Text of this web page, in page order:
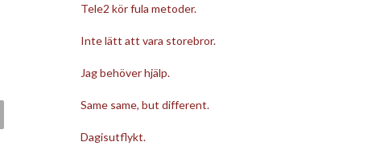
Tele2 kör fula metoder.
Inte lätt att vara storebror.
Jag behöver hjälp.
Same same, but different.
Dagisutflykt.